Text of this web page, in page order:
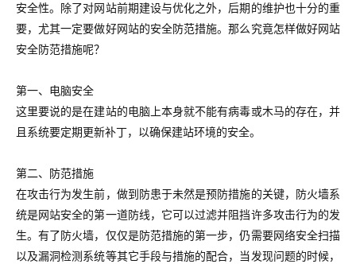
安全性。除了对网站前期建设与优化之外，后期的维护也十分的重
要，尤其一定要做好网站的安全防范措施。那么究竟怎样做好网站
安全防范措施呢？
第一、电脑安全
这里要说的是在建站的电脑上本身就不能有病毒或木马的存在，并
且系统要定期更新补丁，以确保建站环境的安全。
第二、防范措施
在攻击行为发生前，做到防患于未然是预防措施的关键，防火墙系
统是网站安全的第一道防线，它可以过滤并阻挡许多攻击行为的发
生。有了防火墙，仅仅是防范措施的第一步，仍需要网络安全扫描
以及漏洞检测系统等其它手段与措施的配合，当发现问题的时候，